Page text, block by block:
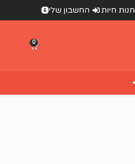
חנות חיות החשבון שלי
0